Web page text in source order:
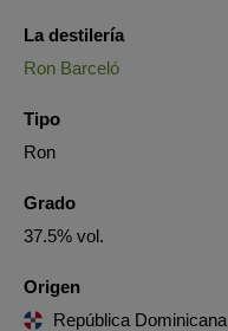
La destilería
Ron Barceló
Tipo
Ron
Grado
37.5% vol.
Origen
República Dominicana